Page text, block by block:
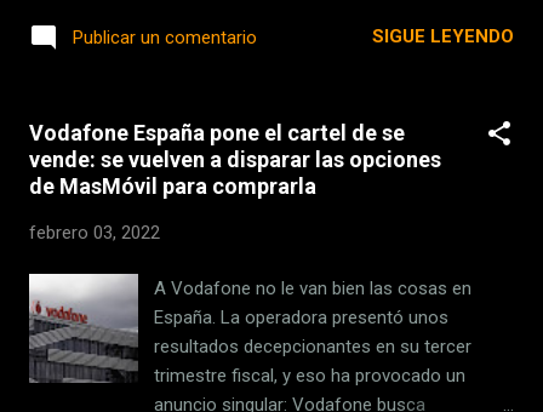
motores que funcionen con combustibles
los próximos años, empresas como Audi ya
han anunciado que dejan de desarrollar
motores de combustión, pues no es
rentable seguir adelante con estos
pueden tener un hueco pese a las futuras
restricciones, aunque tampoco han
confirmado qué papel jugará la
electrificación en estos nuevos propulsores.
Y con la mayor parte de fabricantes en clara
Publicar un comentario SIGUE LEYENDO
Vodafone España pone el cartel de se
vende: se vuelven a disparar las opciones
de MasMóvil para comprarla
febrero 03, 2022
A Vodafone no le van bien las cosas en
España. La operadora presentó unos
resultados decepcionantes en su tercer
trimestre fiscal, y eso ha provocado un
anuncio singular: Vodafone busca